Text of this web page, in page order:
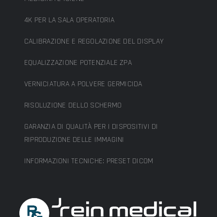
4K PER LA SALA OPERATORIA
CALIBRAZIONE E REGOLAZIONE DEL DISPLAY
EQUALIZZAZIONE POTENZIALE ZPA
VERNICIATURA A POLVERE GERMICIDA
RISOLUZIONE DELLO SCHERMO
GARANZIA DI QUALITÀ PER I DISPOSITIVI DI
RIPRODUZIONE DELLE IMMAGINI
INFORMAZIONI TECNICHE: PRESET DICOM